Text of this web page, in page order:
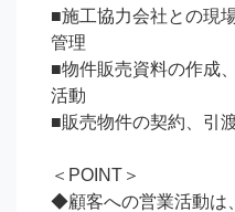
■施工協力会社との現
管理
■物件販売資料の作成
活動
■販売物件の契約、引
＜POINT＞
◆顧客への営業活動は